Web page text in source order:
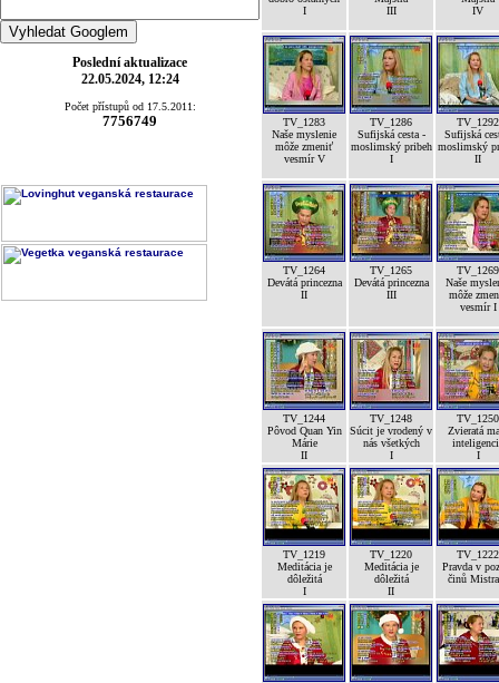
Poslední aktualizace
22.05.2024, 12:24
Počet přístupů od 17.5.2011:
7756749
I
III
IV
TV_1283
Naše myslenie
môže zmeniť
vesmír V
TV_1286
Sufijská cesta -
moslimský pribeh
I
TV_1292
Sufijská
moslimský
II
TV_1264
Devátá princezna
II
TV_1265
Devátá princezna
III
TV_1269
Naše
môže
vesmír I
TV_1244
Pôvod Quan Yin
Márie
II
TV_1248
Súcit je vrodený v
nás všetkých
I
TV_1250
Zvieratá
I
TV_1219
Meditácia je
dôležitá
I
TV_1220
Meditácia je
dôležitá
II
TV_1222
Pravda v
činů